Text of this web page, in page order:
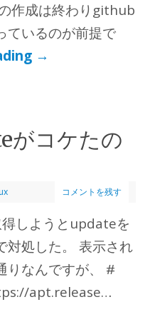
作成は終わりgithub
ているのが前提で
→
がコケたの
コメントを残す
しようとupdateを
対処した。 表示され
りなんですが、 #
apt.release…